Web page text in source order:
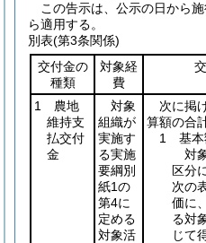
この告示は、公示の日から
ら適用する。
別表(第3条関係)
交付金の
種類
対象経
費
1 農地
維持支
払交付
金
対象
組織が
実施す
る実施
要綱別
紙1の
第4に
定める
対象活
次に掲
算額の合
1 基本
対
区分
次の
価に
る対
じて